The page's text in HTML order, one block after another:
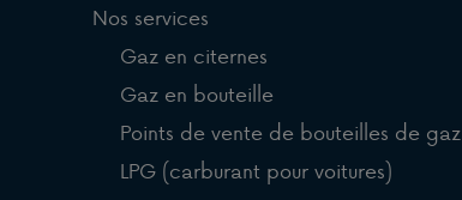
Nos services
Gaz en citernes
Gaz en bouteille
Points de vente de bouteilles de gaz
LPG (carburant pour voitures)